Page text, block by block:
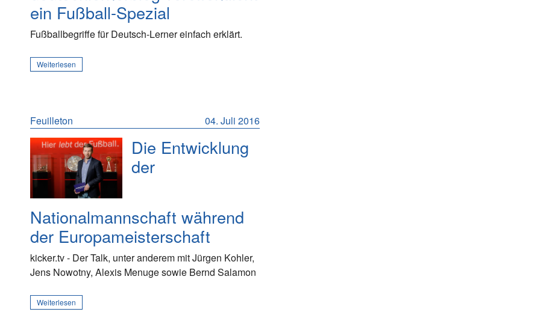
ein Fußball-Spezial
Fußballbegriffe für Deutsch-Lerner einfach erklärt.
Weiterlesen
04. Juli 2016
Feuilleton
Die Entwicklung
der
Nationalmannschaft während
der Europameisterschaft
kicker.tv - Der Talk, unter anderem mit Jürgen Kohler,
Jens Nowotny, Alexis Menuge sowie Bernd Salamon
Weiterlesen